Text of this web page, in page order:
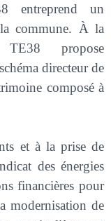
entreprend un
commune. À la
propose
directeur de
composé à
et à la prise de
des énergies
financières pour
modernisation de